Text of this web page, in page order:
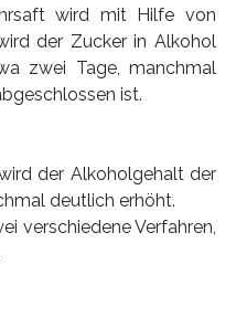
wird mit Hilfe von
der Zucker in Alkohol
zwei Tage, manchmal
ist.
der Alkoholgehalt der
deutlich erhöht.
verschiedene Verfahren,